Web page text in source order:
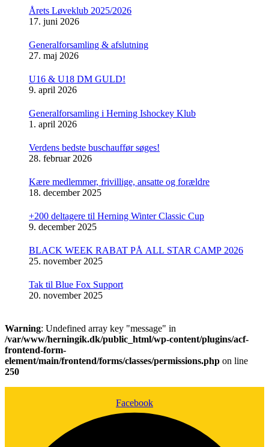
Årets Løveklub 2025/2026
17. juni 2026
Generalforsamling & afslutning
27. maj 2026
U16 & U18 DM GULD!
9. april 2026
Generalforsamling i Herning Ishockey Klub
1. april 2026
Verdens bedste buschauffør søges!
28. februar 2026
Kære medlemmer, frivillige, ansatte og forældre
18. december 2025
+200 deltagere til Herning Winter Classic Cup
9. december 2025
BLACK WEEK RABAT PÅ ALL STAR CAMP 2026
25. november 2025
Tak til Blue Fox Support
20. november 2025
Warning: Undefined array key "message" in
/var/www/herningik.dk/public_html/wp-content/plugins/acf-
frontend-form-
element/main/frontend/forms/classes/permissions.php on line
250
Facebook